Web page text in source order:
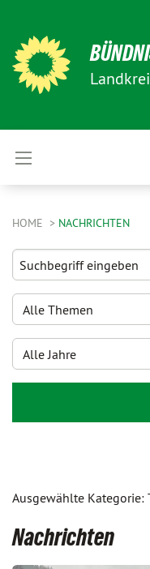
HOME NACHRICHTEN
Ausgewählte Kategorie:
Nachrichten